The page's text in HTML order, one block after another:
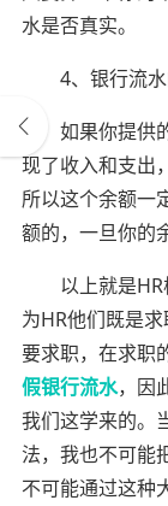
水是否真实。
4、银行流
如果你提供
现了收入和支出
所以这个余额一
额的，一旦你的
以上就是
为HR他们既是
要求职，在求职
假银行流水，因
我们这学来的。
法，我也不可能
不可能通过这种